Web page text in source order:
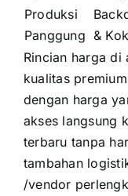
Produksi
Panggung &
Rincian harga di
kualitas
dengan harga
akses langsung
terbaru tanpa
tambahan
/vendor